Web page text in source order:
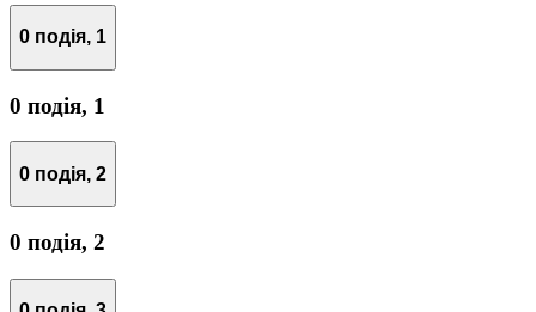
0 подія, 1
0 подія, 1
0 подія, 2
0 подія, 2